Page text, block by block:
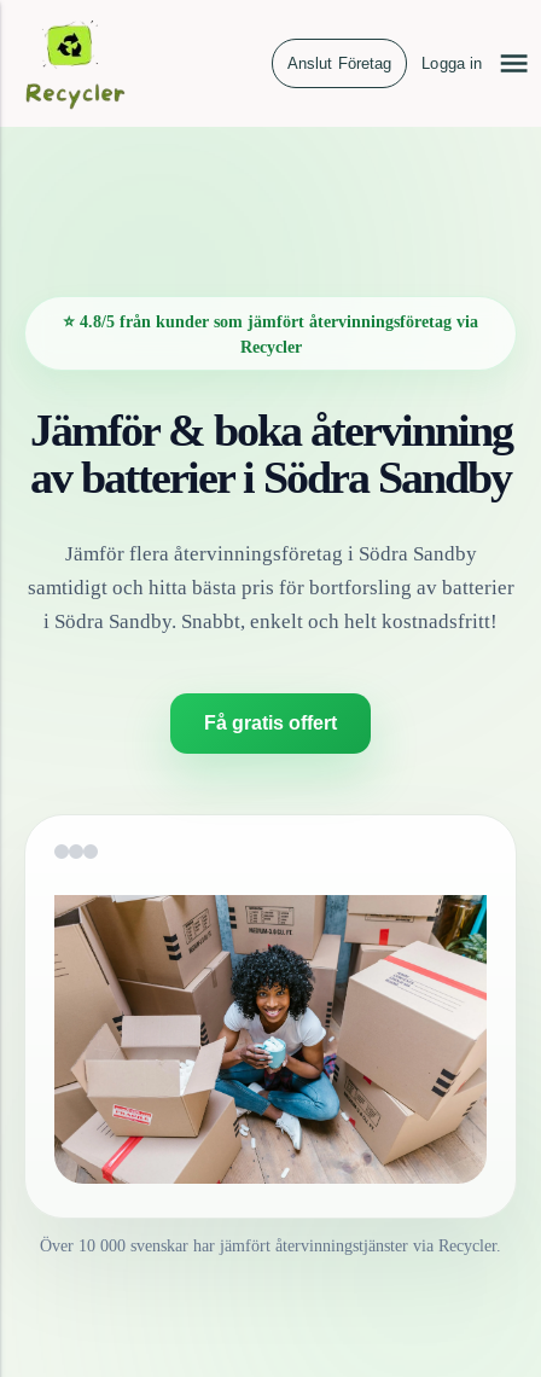
Anslut Företag Logga in
⭐ 4.8/5 från kunder som jämfört återvinningsföretag via
Recycler
Jämför & boka återvinning
avbatterieri Södra Sandby
Jämför flera återvinningsföretag i Södra Sandby
samtidigt och hitta bästa pris för bortforsling av batterier
i Södra Sandby. Snabbt, enkelt och helt kostnadsfritt!
Få gratis offert
Över 10 000 svenskar har jämfört återvinningstjänster via Recycler.